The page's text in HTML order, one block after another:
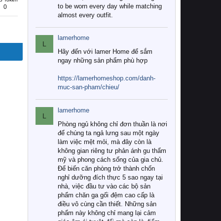
0
to be worn every day while matching
almost every outfit.
L
lamerhome
Hãy đến với lamer Home để sắm
ngay những sản phẩm phù hợp
https://lamerhomeshop.com/danh-
muc-san-pham/chieu/
L
lamerhome
Phòng ngủ không chỉ đơn thuần là nơi
để chúng ta ngả lưng sau một ngày
làm việc mệt mỏi, mà đây còn là
không gian riêng tư phản ánh gu thẩm
mỹ và phong cách sống của gia chủ.
Để biến căn phòng trở thành chốn
nghỉ dưỡng đích thực 5 sao ngay tại
nhà, việc đầu tư vào các bộ sản
phẩm chăn ga gối đệm cao cấp là
điều vô cùng cần thiết. Những sản
phẩm này không chỉ mang lại cảm